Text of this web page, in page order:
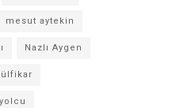
mesut aytekin
Nazlı Aygen